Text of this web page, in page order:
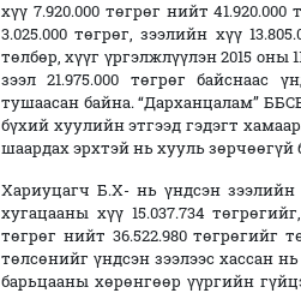
хүү 7.920.000 төгрөг нийт
3.025.000 төгрөг, зээлийн хүү
төлбөр, хүүг үргэлжлүүлэн 2015 оны
зээл 21.975.000 төгрөг байснаас
тушаасан байна. “Дарханцалам”
бүхий хуулийн этгээд гэдэгт
шаардах эрхтэй нь хууль зөрчөөгүй
Хариуцагч Б.Х- нь үндсэн зээлийн
хугацааны хүү 15.037.734
төгрөг нийт 36.522.980 төгрөгийг
төлсөнийг үндсэн зээлээс хассан
барьцааны хөрөнгөөр үүргийн